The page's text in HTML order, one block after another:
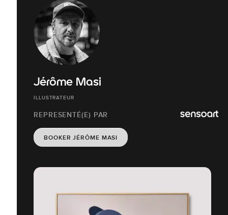
Jérôme Masi
ILLUSTRATEUR
REPRESENTÉ(E) PAR
BOOKER JÉRÔME MASI